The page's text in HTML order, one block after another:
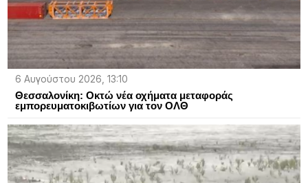
6 Αυγούστου 2026, 13:10
Θεσσαλονίκη: Οκτώ νέα οχήματα μεταφοράς
εμπορευματοκιβωτίων για τον ΟΛΘ